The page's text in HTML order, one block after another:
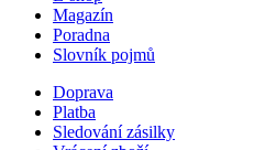
Magazín
Poradna
Slovník pojmů
Doprava
Platba
Sledování zásilky